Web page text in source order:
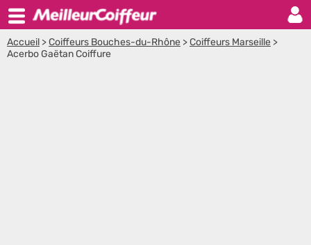
Accueil >Coiffeurs Bouches-du-Rhône >Coiffeurs Marseille >
Acerbo Gaëtan Coiffure